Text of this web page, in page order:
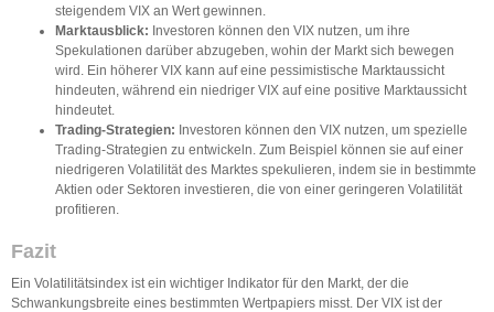
steigendem VIX an Wert gewinnen.
Marktausblick: Investoren können den VIX nutzen, um ihre
Spekulationen darüber abzugeben, wohin der Markt sich bewegen
wird. Ein höherer VIX kann auf eine pessimistische Marktaussicht
hindeuten, während ein niedriger VIX auf eine positive Marktaussicht
hindeutet.
Trading-Strategien: Investoren können den VIX nutzen, um spezielle
Trading-Strategien zu entwickeln. Zum Beispiel können sie auf einer
niedrigeren Volatilität des Marktes spekulieren, indem sie in bestimmte
Aktien oder Sektoren investieren, die von einer geringeren Volatilität
profitieren.
Fazit
Ein Volatilitätsindex ist ein wichtiger Indikator für den Markt, der die
Schwankungsbreite eines bestimmten Wertpapiers misst. Der VIX ist der